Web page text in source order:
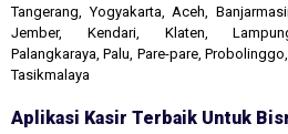
Tangerang, Yogyakarta, Aceh,
Jember, Kendari, Klaten,
Palangkaraya, Palu, Pare-pare,
Tasikmalaya
Aplikasi Kasir Terbaik Untuk